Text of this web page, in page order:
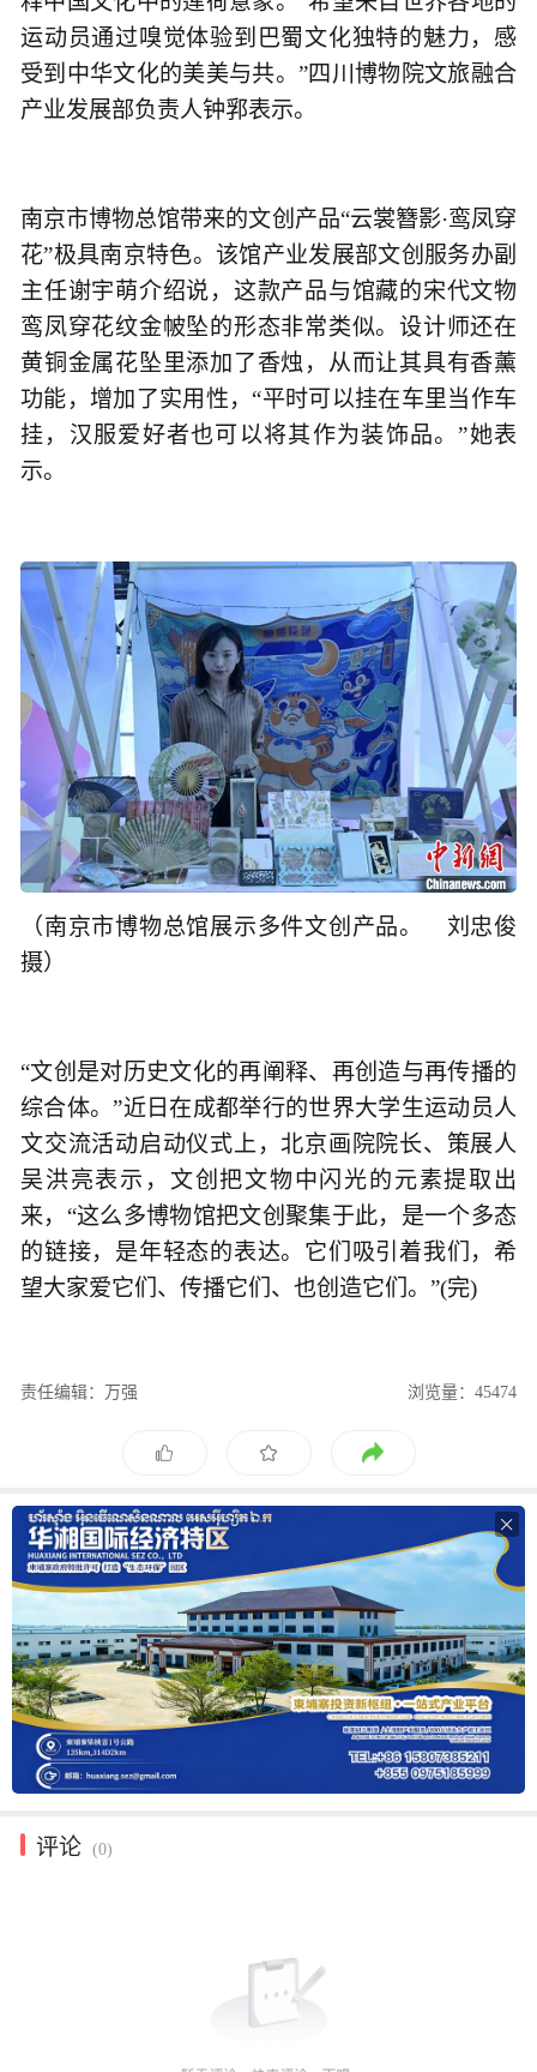
运动员通过嗅觉体验到巴蜀文化独特的魅力，感
受到中华文化的美美与共。”四川博物院文旅融合
产业发展部负责人钟郛表示。
南京市博物总馆带来的文创产品“云裳簪影·鸾凤穿
花”极具南京特色。该馆产业发展部文创服务办副
主任谢宇萌介绍说，这款产品与馆藏的宋代文物
鸾凤穿花纹金帔坠的形态非常类似。设计师还在
黄铜金属花坠里添加了香烛，从而让其具有香薰
功能，增加了实用性，“平时可以挂在车里当作车
挂，汉服爱好者也可以将其作为装饰品。”她表
示。
（南京市博物总馆展示多件文创产品。 刘忠俊
摄）
“文创是对历史文化的再阐释、再创造与再传播的
综合体。”近日在成都举行的世界大学生运动员人
文交流活动启动仪式上，北京画院院长、策展人
吴洪亮表示，文创把文物中闪光的元素提取出
来，“这么多博物馆把文创聚集于此，是一个多态
的链接，是年轻态的表达。它们吸引着我们，希
望大家爱它们、传播它们、也创造它们。”(完)
责任编辑：万强 浏览量：45474

评论 (0)